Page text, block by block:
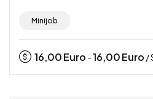
Minijob
16,00Euro -16,00Euro /